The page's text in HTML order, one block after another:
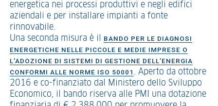
energetica nei processi produttivi e negli edifici
aziendali e per installare impianti a fonte
rinnovabile.
Una seconda misura è il
BANDO PER LE DIAGNOSI
ENERGETICHE NELLE PICCOLE E MEDIE IMPRESE O
L’ADOZIONE DI SISTEMI DI GESTIONE DELL’ENERGIA
CONFORMI ALLE NORME ISO 50001 . Aperto da ottobre
2016 e co-finanziato dal Ministero dello Sviluppo
Economico, il bando riserva alle PMI una dotazione